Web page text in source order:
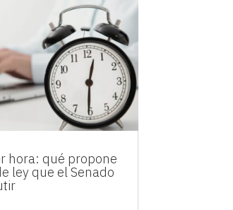
hora: qué propone
ley que el Senado